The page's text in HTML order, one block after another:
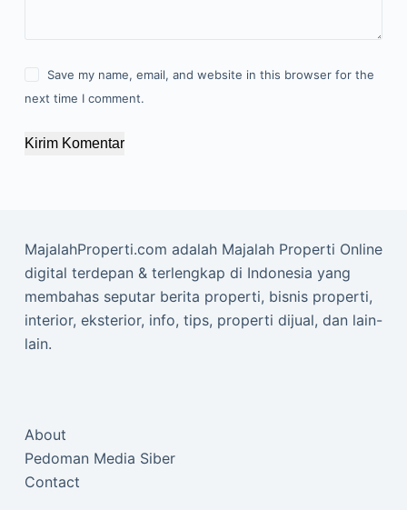
Save my name, email, and website in this browser for the
next time I comment.
Kirim Komentar
MajalahProperti.com adalah Majalah Properti Online
digital terdepan & terlengkap di Indonesia yang
membahas seputar berita properti, bisnis properti,
interior, eksterior, info, tips, properti dijual, dan lain-
lain.
About
Pedoman Media Siber
Contact